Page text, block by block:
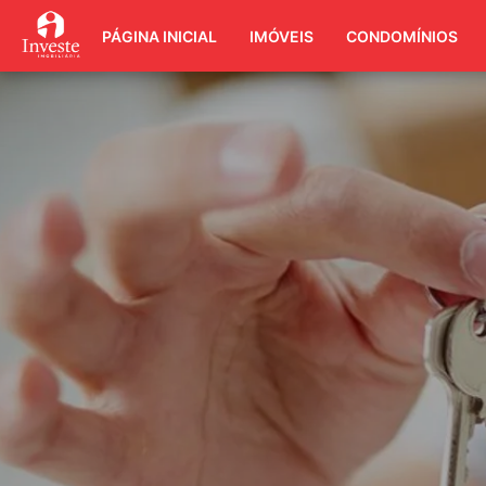
PÁGINA INICIAL IMÓVEIS CONDOMÍNIOS